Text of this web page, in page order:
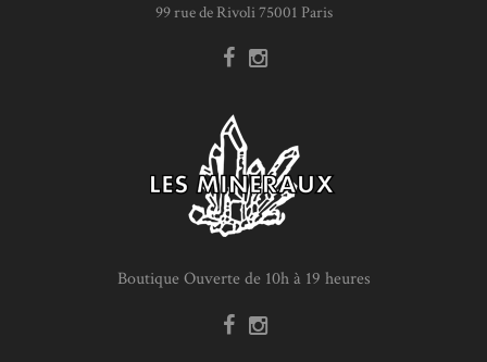
99 rue de Rivoli 75001 Paris
Boutique Ouverte de 10h à 19 heures